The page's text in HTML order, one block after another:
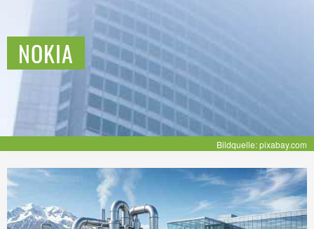
NOKIA
Bildquelle: pixabay.com